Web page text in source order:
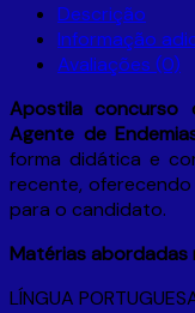
Descrição
Informação
Avaliações (0)
Apostila
Agente de
forma didática e
recente,
para o candidato.
Matérias abordadas
LÍNGUA